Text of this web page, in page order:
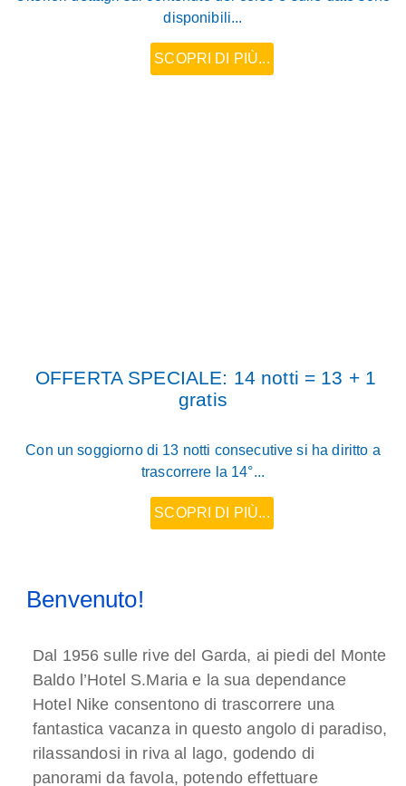
disponibili...
SCOPRI DI PIÙ...
OFFERTA SPECIALE: 14 notti = 13 + 1
gratis
Con un soggiorno di 13 notti consecutive si ha diritto a
trascorrere la 14°...
SCOPRI DI PIÙ...
Benvenuto!
Dal 1956 sulle rive del Garda, ai piedi del Monte
Baldo l’Hotel S.Maria e la sua dependance
Hotel Nike consentono di trascorrere una
fantastica vacanza in questo angolo di paradiso,
rilassandosi in riva al lago, godendo di
panorami da favola, potendo effettuare